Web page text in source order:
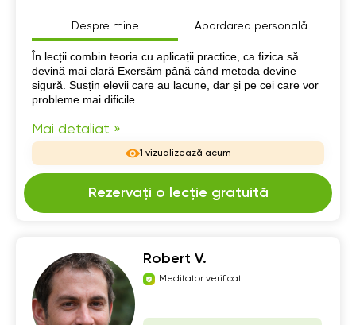
Despre mine Abordarea personală
Despre mine
În lecții combin teoria cu aplicații practice, ca fizica să
devină mai clară Exersăm până când metoda devine
sigură. Susțin elevii care au lacune, dar și pe cei care vor
probleme mai dificile.
Mai detaliat »
1 vizualizează acum
Rezervați o lecție gratuită
Robert V.
Meditator verificat